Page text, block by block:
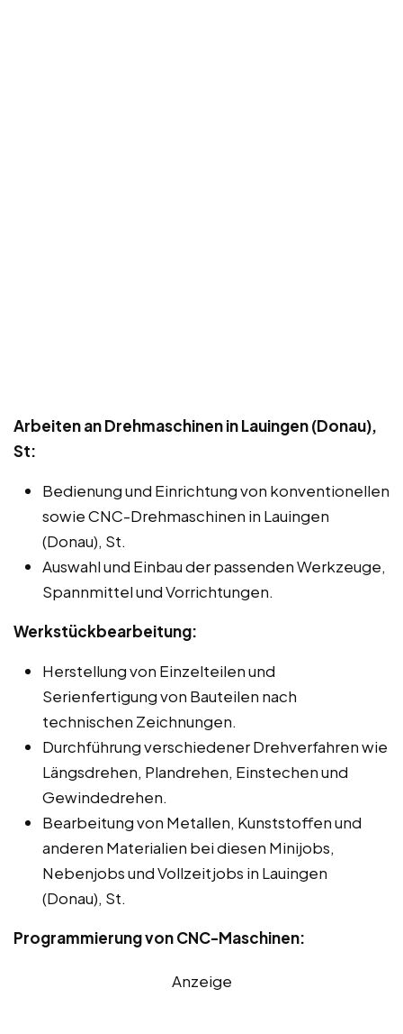
Arbeiten an Drehmaschinen in Lauingen (Donau),
St:
Bedienung und Einrichtung von konventionellen
sowie CNC-Drehmaschinen in Lauingen
(Donau), St.
Auswahl und Einbau der passenden Werkzeuge,
Spannmittel und Vorrichtungen.
Werkstückbearbeitung:
Herstellung von Einzelteilen und
Serienfertigung von Bauteilen nach
technischen Zeichnungen.
Durchführung verschiedener Drehverfahren wie
Längsdrehen, Plandrehen, Einstechen und
Gewindedrehen.
Bearbeitung von Metallen, Kunststoffen und
anderen Materialien bei diesen Minijobs,
Nebenjobs und Vollzeitjobs in Lauingen
(Donau), St.
Programmierung von CNC-Maschinen:
Anzeige